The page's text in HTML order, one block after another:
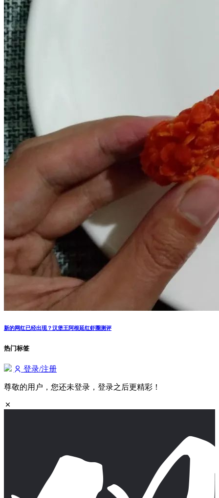
新的网红已经出现？汉堡王阿根延红虾圈测评
热门标签
登录/注册
尊敬的用户，您还未登录，登录之后更精彩！